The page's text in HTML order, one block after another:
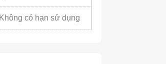
Không có hạn sử dụng